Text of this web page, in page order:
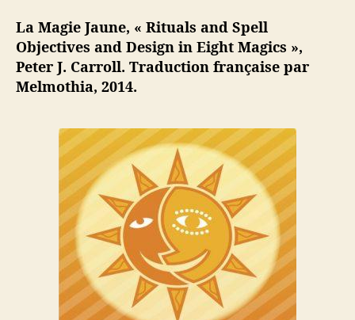
La Magie Jaune, « Rituals and Spell
Objectives and Design in Eight Magics »,
Peter J. Carroll. Traduction française par
Melmothia, 2014.